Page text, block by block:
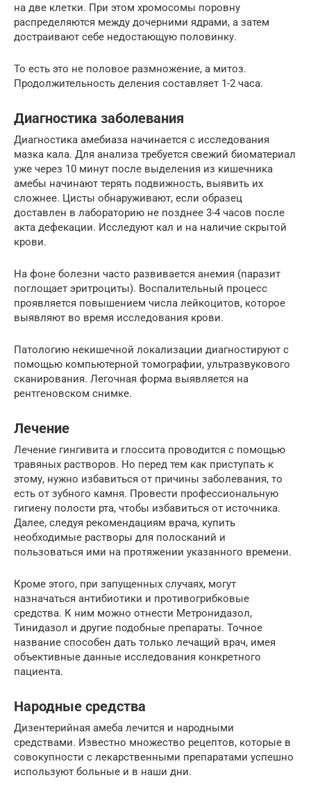
на две клетки. При этом хромосомы поровну
распределяются между дочерними ядрами, а затем
достраивают себе недостающую половинку.
То есть это не половое размножение, а митоз.
Продолжительность деления составляет 1-2 часа.
Диагностика заболевания
Диагностика амебиаза начинается с исследования
мазка кала. Для анализа требуется свежий биоматериал
уже через 10 минут после выделения из кишечника
амебы начинают терять подвижность, выявить их
сложнее. Цисты обнаруживают, если образец
доставлен в лабораторию не позднее 3-4 часов после
акта дефекации. Исследуют кал и на наличие скрытой
крови.
На фоне болезни часто развивается анемия (паразит
поглощает эритроциты). Воспалительный процесс
проявляется повышением числа лейкоцитов, которое
выявляют во время исследования крови.
Патологию некишечной локализации диагностируют с
помощью компьютерной томографии, ультразвукового
сканирования. Легочная форма выявляется на
рентгеновском снимке.
Лечение
Лечение гингивита и глоссита проводится с помощью
травяных растворов. Но перед тем как приступать к
этому, нужно избавиться от причины заболевания, то
есть от зубного камня. Провести профессиональную
гигиену полости рта, чтобы избавиться от источника.
Далее, следуя рекомендациям врача, купить
необходимые растворы для полосканий и
пользоваться ими на протяжении указанного времени.
Кроме этого, при запущенных случаях, могут
назначаться антибиотики и противогрибковые
средства. К ним можно отнести Метронидазол,
Тинидазол и другие подобные препараты. Точное
название способен дать только лечащий врач, имея
объективные данные исследования конкретного
пациента.
Народные средства
Дизентерийная амеба лечится и народными
средствами. Известно множество рецептов, которые в
совокупности с лекарственными препаратами успешно
используют больные и в наши дни.